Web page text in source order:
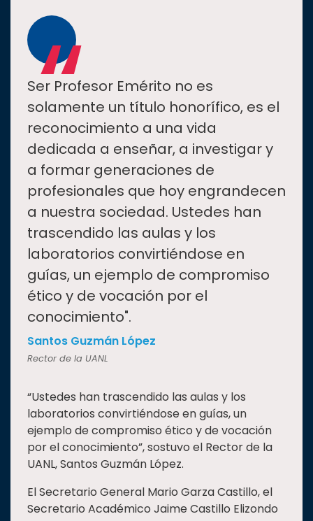
“
Ser Profesor Emérito no es
solamente un título honorífico, es el
reconocimiento a una vida
dedicada a enseñar, a investigar y
a formar generaciones de
profesionales que hoy engrandecen
a nuestra sociedad. Ustedes han
trascendido las aulas y los
laboratorios convirtiéndose en
guías, un ejemplo de compromiso
ético y de vocación por el
conocimiento".
Santos Guzmán López
Rector de la UANL
“Ustedes han trascendido las aulas y los
laboratorios convirtiéndose en guías, un
ejemplo de compromiso ético y de vocación
por el conocimiento”, sostuvo el Rector de la
UANL, Santos Guzmán López.
El Secretario General Mario Garza Castillo, el
Secretario Académico Jaime Castillo Elizondo